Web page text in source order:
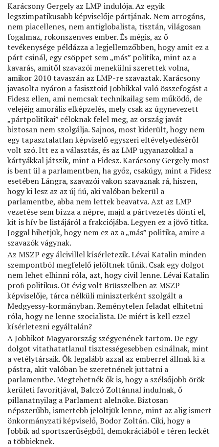
Karácsony Gergely az LMP indulója. Az egyik
legszimpatikusabb képviselője pártjának. Nem arrogáns,
nem piacellenes, nem antiglobalista, tisztán, világosan
fogalmaz, rokonszenves ember. És mégis, az ő
tevékenysége példázza a legjellemzőbben, hogy amit ez a
párt csinál, egy csöppet sem „más” politika, mint az a
kavarás, amitől szavazói menekülni szerettek volna,
amikor 2010 tavaszán az LMP-re szavaztak. Karácsony
javasolta nyáron a fasisztoid Jobbikkal való összefogást a
Fidesz ellen, ami nemcsak technikailag sem működő, de
velejéig amorális elképzelés, mely csak az úgynevezett
„pártpolitikai” céloknak felel meg, az ország javát
biztosan nem szolgálja. Sajnos, most kiderült, hogy nem
egy tapasztalatlan képviselő egyszeri eltévelyedéséről
volt szó. Itt ez a választás, és az LMP ugyanazokkal a
kártyákkal játszik, mint a Fidesz. Karácsony Gergely most
is bent ül a parlamentben, ha győz, csakúgy, mint a Fidesz
esetében Lángra, szavazói vakon szavaznak rá, hiszen,
hogy ki lesz az az új ﬁú, aki valóban bekerül a
parlamentbe, abba nem lettek beavatva. Azt az LMP
vezetése sem bízza a népre, majd a pártvezetés dönti el,
kit is hív be listájáról a frakciójába. Legyen ez a jövő titka.
Joggal hihetjük, hogy nem ez az a „más” politika, amire a
szavazók vágynak.
Az MSZP egy álcivillel kísérletezik. Lévai Katalin minden
szempontból megfelelő jelöltnek tűnik. Csak egy dolgot
nem lehet elhinni róla, azt, hogy civil lenne. Lévai Katalin
proﬁ politikus. Öt évig volt Brüsszelben az MSZP
képviselője, tárca nélküli miniszterként szolgált a
Medgyessy-kormányban. Reménytelen feladat elhitetni
róla, hogy ne lenne szocialista. De miért is kell ezzel
kísérletezni egyáltalán?
A Jobbikot Magyarország szégyenének tartom. De egy
dolgot vitathatatlanul tisztességesebben csinálnak, mint
a vetélytársaik. Ők legalább azzal az emberrel állnak ki a
pástra, akit valóban be szeretnének juttatni a
parlamentbe. Megtehetnék ők is, hogy a szélsőjobb örök
kerületi favoritjával, Balczó Zoltánnal indulnak, ő
pillanatnyilag a Parlament alelnöke. Biztosan
népszerűbb, ismertebb jelöltjük lenne, mint az alig ismert
önkormányzati képviselő, Bodor Zoltán. Ciki, hogy a
Jobbik ad sportszerűségből, demokráciából e téren leckét
a többieknek.